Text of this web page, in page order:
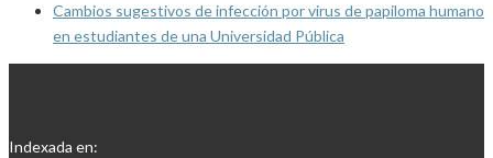
Cambios sugestivos de infección por virus de papiloma humano
en estudiantes de una Universidad Pública
Indexada en: